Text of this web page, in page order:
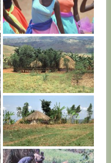
RWANDA
RWANDA
RWANDA